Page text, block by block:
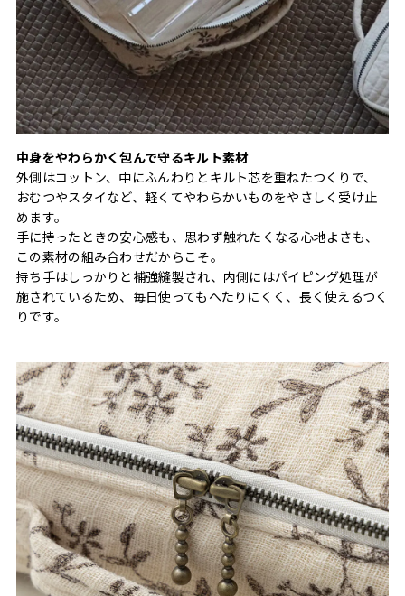
中身をやわらかく包んで守るキルト素材
外側はコットン、中にふんわりとキルト芯を重ねたつくりで、
おむつやスタイなど、軽くてやわらかいものをやさしく受け止
めます。
手に持ったときの安心感も、思わず触れたくなる心地よさも、
この素材の組み合わせだからこそ。
持ち手はしっかりと補強縫製され、内側にはパイピング処理が
施されているため、毎日使ってもへたりにくく、長く使えるつく
りです。